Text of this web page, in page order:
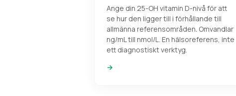
Ange din 25-OH vitamin D-nivå för att
se hur den ligger till i förhållande till
allmänna referensområden. Omvandlar
ng/mL till nmol/L. En hälsoreferens, inte
ett diagnostiskt verktyg.
→